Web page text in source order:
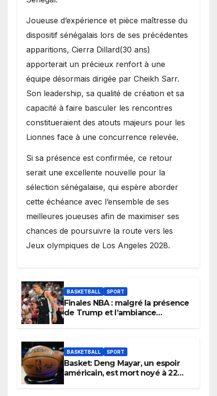
Joueuse d’expérience et pièce maîtresse du
dispositif sénégalais lors de ses précédentes
apparitions, Cierra Dillard(30 ans)
apporterait un précieux renfort à une
équipe désormais dirigée par Cheikh Sarr.
Son leadership, sa qualité de création et sa
capacité à faire basculer les rencontres
constitueraient des atouts majeurs pour les
Lionnes face à une concurrence relevée.
Si sa présence est confirmée, ce retour
serait une excellente nouvelle pour la
sélection sénégalaise, qui espère aborder
cette échéance avec l’ensemble de ses
meilleures joueuses afin de maximiser ses
chances de poursuivre la route vers les
Jeux olympiques de Los Angeles 2028.
BASKETBALL SPORT
Finales NBA : malgré la présence
de Trump et l’ambiance
BASKETBALL SPORT
Basket: Deng Mayar, un espoir
américain, est mort noyé à 22